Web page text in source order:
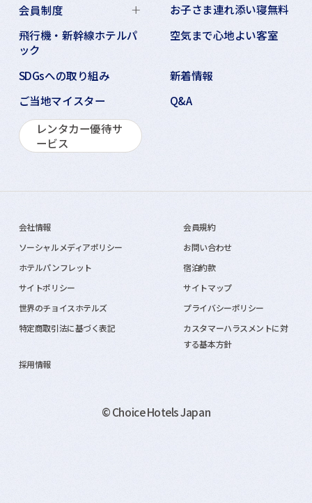
会員制度
お子さま連れ添い寝無料
飛行機・新幹線ホテルパ
ック
空気まで心地よい客室
SDGsへの取り組み
新着情報
ご当地マイスター
Q&A
レンタカー優待サ
ービス
会社情報
会員規約
ソーシャルメディアポリシー
お問い合わせ
ホテルパンフレット
宿泊約款
サイトポリシー
サイトマップ
世界のチョイスホテルズ
プライバシーポリシー
特定商取引法に基づく表記
カスタマーハラスメントに対
する基本方針
採用情報
© Choice Hotels Japan